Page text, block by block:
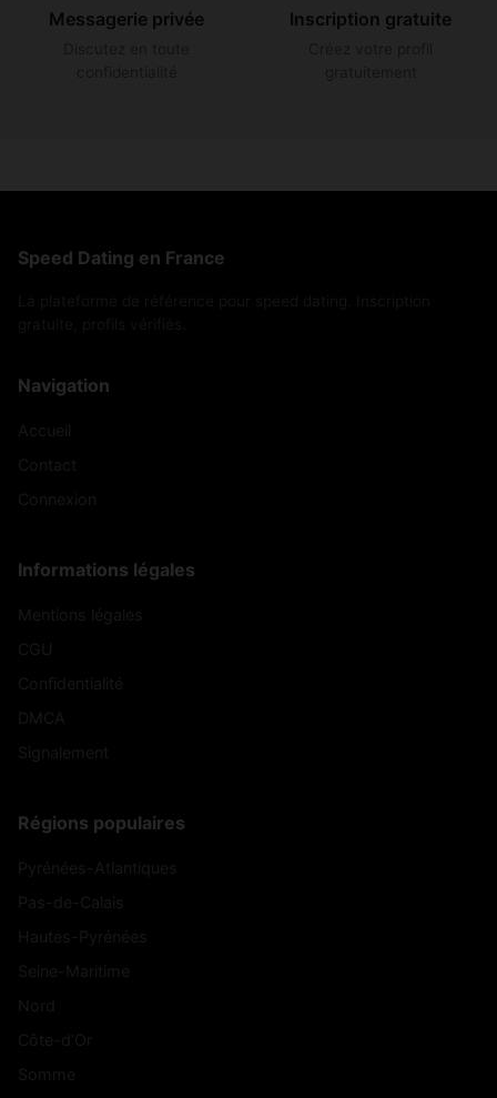
Messagerie privée Inscription gratuite
Speed Dating en France
Navigation
Informations légales
Régions populaires